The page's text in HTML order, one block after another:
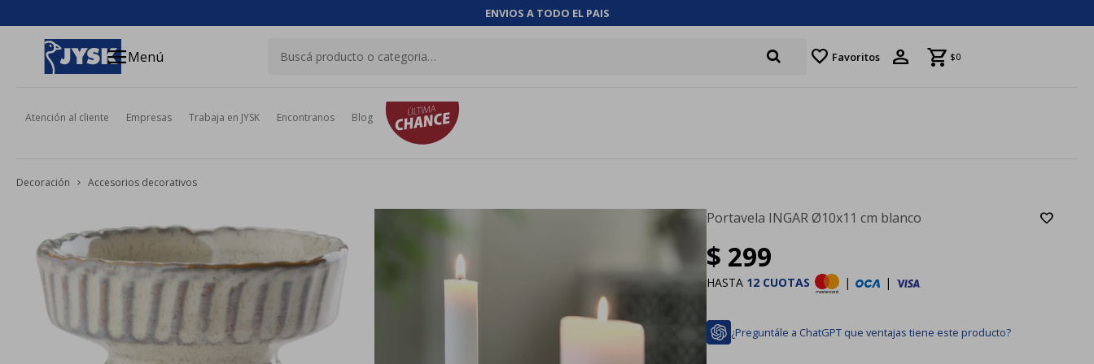
ENVIOS A TODO EL PAIS
menuMenú favorite Favoritos $0
Atención al cliente Empresas Trabaja en JYSK Encontranos Blog
Decoración Accesorios decorativos
Portavela INGAR Ø10x11 cm blanco
$ 299
HASTA 12 CUOTAS | |
¿Preguntále a ChatGPT que ventajas tiene este producto?
close